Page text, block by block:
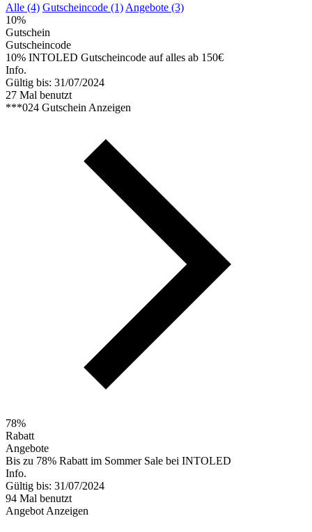
Alle (4) Gutscheincode (1) Angebote (3)
10%
Gutschein
Gutscheincode
10% INTOLED Gutscheincode auf alles ab 150€
Info.
Gültig bis: 31/07/2024
27 Mal benutzt
***024 Gutschein Anzeigen
78%
Rabatt
Angebote
Bis zu 78% Rabatt im Sommer Sale bei INTOLED
Info.
Gültig bis: 31/07/2024
94 Mal benutzt
Angebot Anzeigen